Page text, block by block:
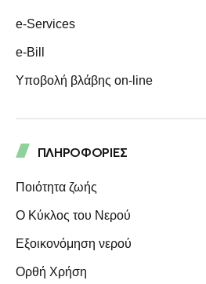
e-Services
e-Bill
Υποβολή βλάβης on-line
ΠΛΗΡΟΦΟΡΙΕΣ
Ποιότητα ζωής
Ο Κύκλος του Νερού
Eξοικονόμηση νερού
Ορθή Χρήση